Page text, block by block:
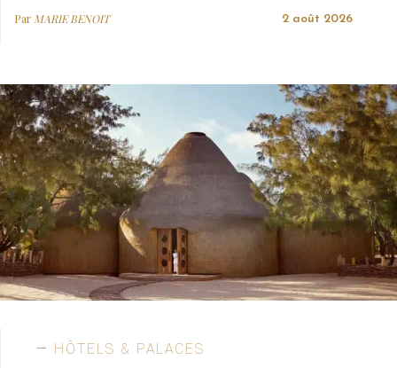
ParMARIE BENOIT 2 août 2026
HÔTELS & PALACES